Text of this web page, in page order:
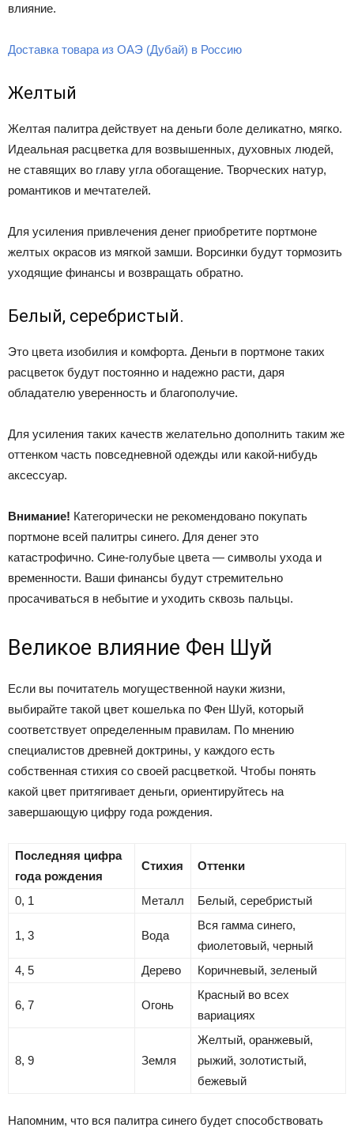
влияние.
Доставка товара из ОАЭ (Дубай) в Россию
Желтый
Желтая палитра действует на деньги боле деликатно, мягко.
Идеальная расцветка для возвышенных, духовных людей,
не ставящих во главу угла обогащение. Творческих натур,
романтиков и мечтателей.
Для усиления привлечения денег приобретите портмоне
желтых окрасов из мягкой замши. Ворсинки будут тормозить
уходящие финансы и возвращать обратно.
Белый, серебристый.
Это цвета изобилия и комфорта. Деньги в портмоне таких
расцветок будут постоянно и надежно расти, даря
обладателю уверенность и благополучие.
Для усиления таких качеств желательно дополнить таким же
оттенком часть повседневной одежды или какой-нибудь
аксессуар.
Внимание! Категорически не рекомендовано покупать
портмоне всей палитры синего. Для денег это
катастрофично. Сине-голубые цвета — символы ухода и
временности. Ваши финансы будут стремительно
просачиваться в небытие и уходить сквозь пальцы.
Великое влияние Фен Шуй
Если вы почитатель могущественной науки жизни,
выбирайте такой цвет кошелька по Фен Шуй, который
соответствует определенным правилам. По мнению
специалистов древней доктрины, у каждого есть
собственная стихия со своей расцветкой. Чтобы понять
какой цвет притягивает деньги, ориентируйтесь на
завершающую цифру года рождения.
Последняя цифра
года рождения
Стихия Оттенки
0, 1 Металл Белый, серебристый
1, 3 Вода
Вся гамма синего,
фиолетовый, черный
4, 5
Дерево Коричневый, зеленый
6, 7 Огонь
Красный во всех
вариациях
8, 9 Земля
Желтый, оранжевый,
рыжий, золотистый,
бежевый
Напомним, что вся палитра синего будет способствовать